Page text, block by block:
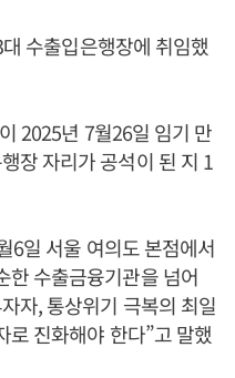
수출입은행장에 취임했
2025년 7월26일 임기 만
장 자리가 공석이 된 지 1
6일 서울 여의도 본점에서
한 수출금융기관을 넘어
자, 통상위기 극복의 최일
로 진화해야 한다”고 말했